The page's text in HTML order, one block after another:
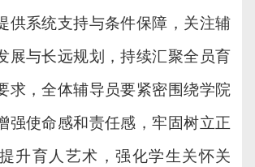
供系统支持与条件保障，关注辅
展与长远规划，持续汇聚全员育
求，全体辅导员要紧密围绕学院
强使命感和责任感，牢固树立正
升育人艺术，强化学生关怀关